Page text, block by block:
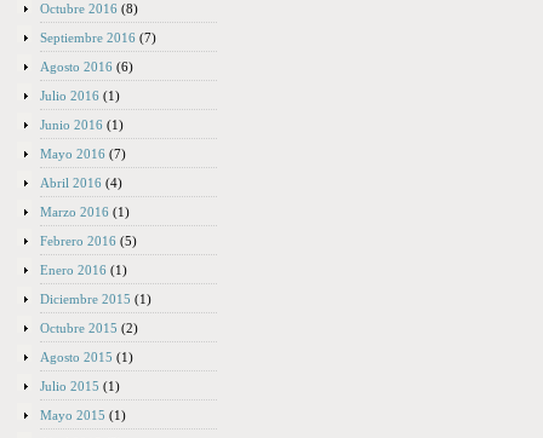
Octubre 2016 (8)
Septiembre 2016 (7)
Agosto 2016 (6)
Julio 2016 (1)
Junio 2016 (1)
Mayo 2016 (7)
Abril 2016 (4)
Marzo 2016 (1)
Febrero 2016 (5)
Enero 2016 (1)
Diciembre 2015 (1)
Octubre 2015 (2)
Agosto 2015 (1)
Julio 2015 (1)
Mayo 2015 (1)